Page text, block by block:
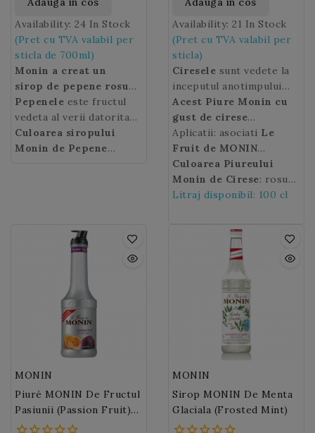
Availability: 24 In Stock
(Pret cu TVA valabil per
sticla de 700ml)
Monin a creat un
sirop de pepene rosu
care promite sa redea
aroma autentica a
fructului in bauturile
preparate de
urile si cocktailurile
Pepenele este fructul
vedeta al verii datorita
proprietatilor sale
racoritoare si
cocktail-uri. Este perfect
in bauturile revigorante
Culoarea siropului
Monin de Pepene
Availability: 21 In Stock
(Pret cu TVA valabil per
sticla)
Ciresele sunt vedete la
inceputul anotimpului
vara.
Acest Piure Monin cu
gust de cirese
proaspete si suculente
va fi ideal pentru
prepararea de
cocktailuri delicioase,
limonade sau Ice Tea in
Aplicatii: asociati Le
Fruit de MONIN
Cherryin cocktailuri cu
rozmarin sau tarhon
pentru a va uimi
ar fi: placintele de cirese
ale bunicii sau in
delicioasa prajitura
Padurea Neagra!
Culoarea Piureului
Monin de Cirese: rosu
inchis.
Litraj disponibil: 100 cl
MONIN
Piuré MONIN De Fructul
Pasiunii (Passion Fruit)
100 Cl
MONIN
Sirop MONIN De Menta
Glaciala (Frosted Mint)